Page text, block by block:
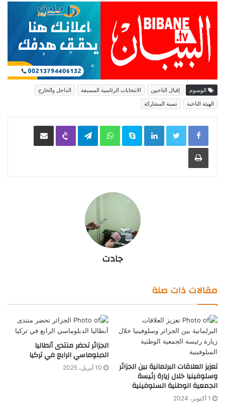
الوسوم إقبال الناخبين الانتخابات الرئاسية المسبقة
الداخل والخارج
الهيئة الناخبة
نسبة المشاركة
LinkedIn
Skype
WhatsApp
Telegram
Viber مشاركة عبر البريد
طباعة
جادت
مقالات ذات صلة
تعزيز العلاقات البرلمانية بين الجزائر
وسلوفينيا خلال زيارة رئيسة
الجمعية الوطنية السلوفينية
1 أكتوبر، 2024
الجزائر تحضر منتدى أنطاليا
الدبلوماسي الرابع في تركيا
10 أبريل، 2025